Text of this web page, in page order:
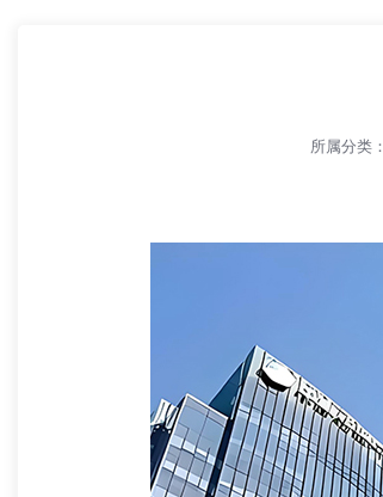
所属分类：
热烈祝贺 【兄弟网络】 喜迁新址！